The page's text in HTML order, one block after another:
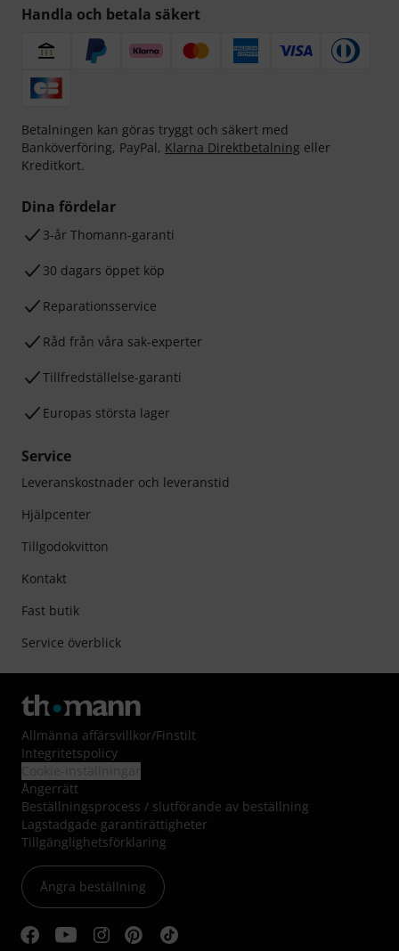
Handla och betala säkert
Betalningen kan göras tryggt och säkert med
Banköverföring, PayPal, Klarna Direktbetalning eller
Kreditkort.
Dina fördelar
3-år Thomann-garanti
30 dagars öppet köp
Reparationsservice
Råd från våra sak-experter
Tillfredställelse-garanti
Europas största lager
Service
Leveranskostnader och leveranstid
Hjälpcenter
Tillgodokvitton
Kontakt
Fast butik
Service överblick
Allmänna affärsvillkor/Finstilt
Integritetspolicy
Ångerrätt
Beställningsprocess / slutförande av beställning
Lagstadgade garantirättigheter
Tillgänglighetsförklaring
Ångra beställning